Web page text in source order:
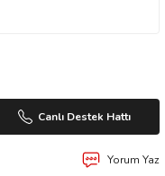
Canlı Destek Hattı
Yorum Yaz